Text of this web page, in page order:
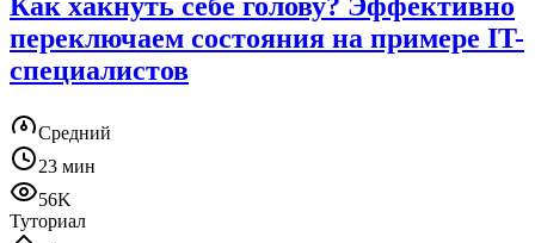
Как хакнуть себе голову? Эффективно
переключаем состояния на примере IT-
специалистов
Средний
23 мин
56K
Туториал